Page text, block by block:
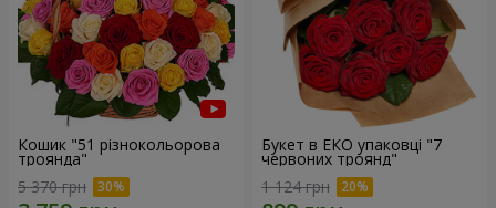
Кошик "51 різнокольорова
троянда"
5 370 грн
Букет в ЕКО упаковці "7
червоних троянд"
1 124 грн